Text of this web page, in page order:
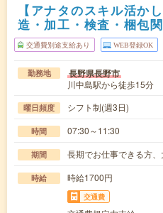
【アナタのスキル活か
造・加工・検査・梱包
交通費別途支給あり WEB登録OK
勤務地 長野県長野市
川中島駅から徒歩15分
曜日頻度 シフト制(週3日)
時間 07:30～11:30
期間 長期でお仕事できる方、
時給 時給1700円
交通費